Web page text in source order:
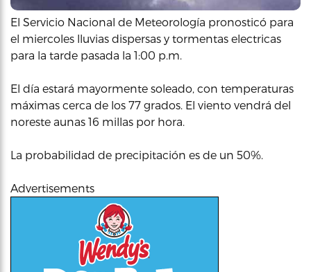
El Servicio Nacional de Meteorología pronosticó para
el miercoles lluvias dispersas y tormentas electricas
para la tarde pasada la 1:00 p.m.
El día estará mayormente soleado, con temperaturas
máximas cerca de los 77 grados. El viento vendrá del
noreste aunas 16 millas por hora.
La probabilidad de precipitación es de un 50%.
Advertisements